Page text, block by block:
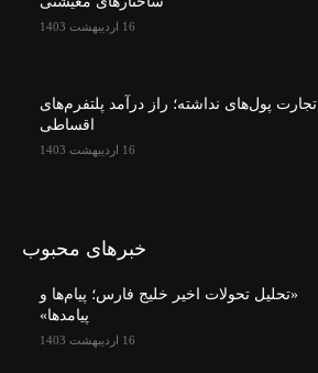
16 اردیبهشت 1403
تجارت پول‌های نداشته؛ راز درآمد پلتفرم‌های
اقساطی
16 اردیبهشت 1403
خبرهای محبوب
«تحلیل تحولات اخیر خلیج فارس؛ پیام‌ها و
پیامدها»
16 اردیبهشت 1403